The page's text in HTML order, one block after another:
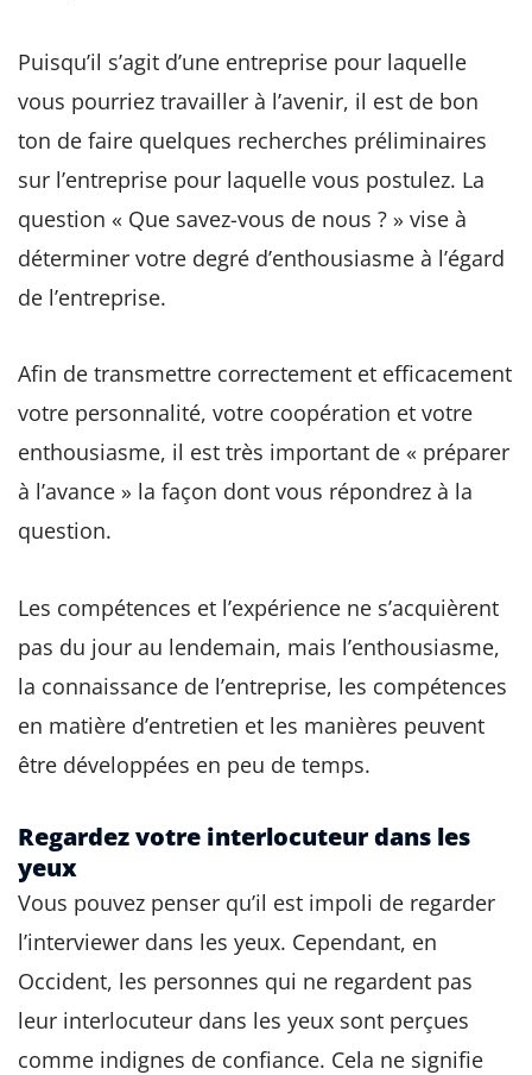
Puisqu’il s’agit d’une entreprise pour laquelle
vous pourriez travailler à l’avenir, il est de bon
ton de faire quelques recherches préliminaires
sur l’entreprise pour laquelle vous postulez. La
question « Que savez-vous de nous ? » vise à
déterminer votre degré d’enthousiasme à l’égard
de l’entreprise.
Afin de transmettre correctement et efficacement
votre personnalité, votre coopération et votre
enthousiasme, il est très important de « préparer
à l’avance » la façon dont vous répondrez à la
question.
Les compétences et l’expérience ne s’acquièrent
pas du jour au lendemain, mais l’enthousiasme,
la connaissance de l’entreprise, les compétences
en matière d’entretien et les manières peuvent
être développées en peu de temps.
Regardez votre interlocuteur dans les
yeux
Vous pouvez penser qu’il est impoli de regarder
l’interviewer dans les yeux. Cependant, en
Occident, les personnes qui ne regardent pas
leur interlocuteur dans les yeux sont perçues
comme indignes de confiance. Cela ne signifie